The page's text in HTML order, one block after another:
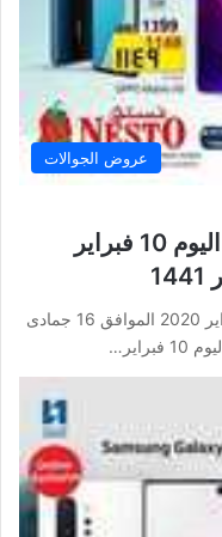
عروض الجوالات
عروض نستو الرياض الجوالات اليوم 10 فبراير
عروض نستو الرياض الجوالات اليوم 10 فبراير 2020 الموافق 16 جمادى